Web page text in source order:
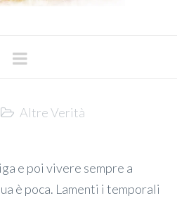
Navigation
Altre Verità
e poi vivere sempre a
è poca. Lamenti i temporali